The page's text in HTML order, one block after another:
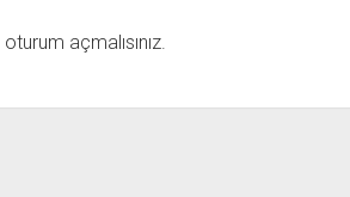
oturum açmalısınız.